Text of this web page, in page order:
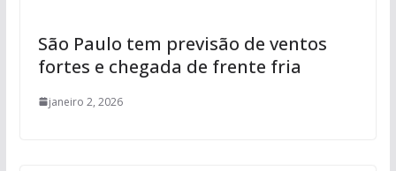
São Paulo tem previsão de ventos
fortes e chegada de frente fria
janeiro 2, 2026